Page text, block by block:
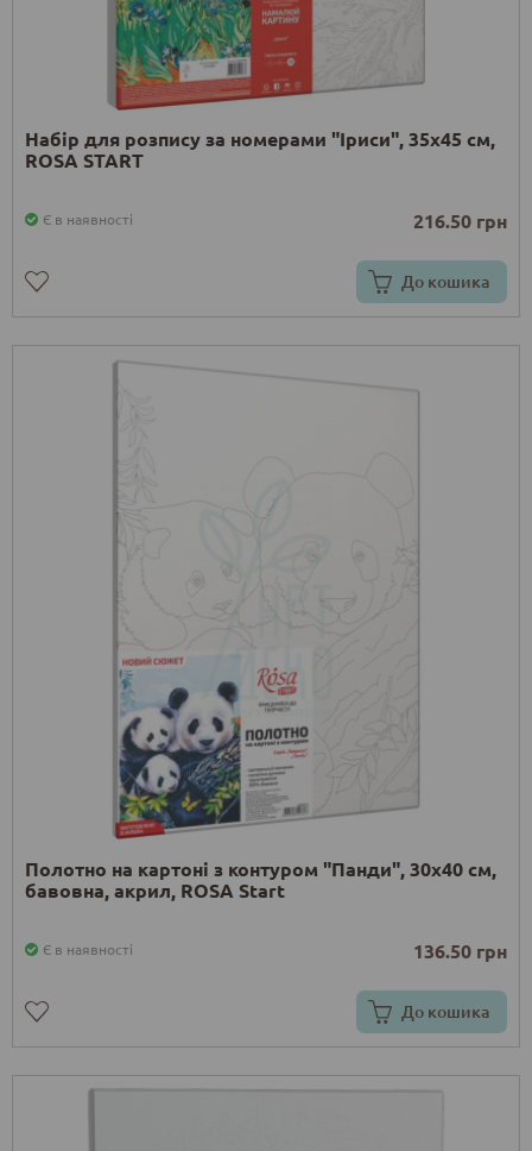
Набір для розпису за номерами "Іриси", 35х45 см,
ROSA START
Є в наявності 216.50 грн
До кошика
Полотно на картоні з контуром "Панди", 30х40 см,
бавовна, акрил, ROSA Start
Є в наявності 136.50 грн
До кошика